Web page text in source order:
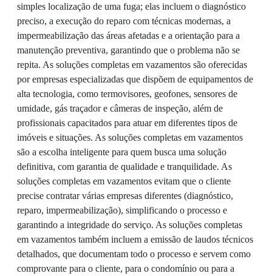
simples localização de uma fuga; elas incluem o diagnóstico
preciso, a execução do reparo com técnicas modernas, a
impermeabilização das áreas afetadas e a orientação para a
manutenção preventiva, garantindo que o problema não se
repita. As soluções completas em vazamentos são oferecidas
por empresas especializadas que dispõem de equipamentos de
alta tecnologia, como termovisores, geofones, sensores de
umidade, gás traçador e câmeras de inspeção, além de
profissionais capacitados para atuar em diferentes tipos de
imóveis e situações. As soluções completas em vazamentos
são a escolha inteligente para quem busca uma solução
definitiva, com garantia de qualidade e tranquilidade. As
soluções completas em vazamentos evitam que o cliente
precise contratar várias empresas diferentes (diagnóstico,
reparo, impermeabilização), simplificando o processo e
garantindo a integridade do serviço. As soluções completas
em vazamentos também incluem a emissão de laudos técnicos
detalhados, que documentam todo o processo e servem como
comprovante para o cliente, para o condomínio ou para a